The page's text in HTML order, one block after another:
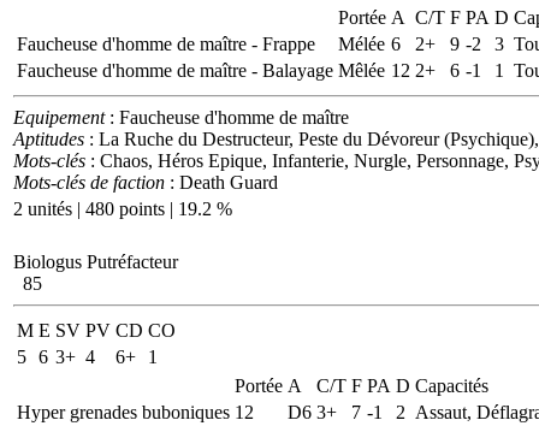
Portée A C/T F PA D
Faucheuse d'homme de maître - Frappe
Mélée 6 2+ 9 -2 3
Faucheuse d'homme de maître - Balayage Mêlée 12 2+ 6 -1 1
Equipement: Faucheuse d'homme de maître
Aptitudes : La Ruche du Destructeur, Peste du Dévoreur
Mots-clés : Chaos, Héros Epique, Infanterie, Nurgle, Personnage,
Mots-clés de faction : Death Guard
2 unités | 480 points | 19.2 %
Biologus Putréfacteur
85
M E SV PV CD CO
5 6 3+ 4 6+
1
Portée A C/T F PA D Capacités
Hyper grenades buboniques 12 D6 3+ 7 -1 2 Assaut,